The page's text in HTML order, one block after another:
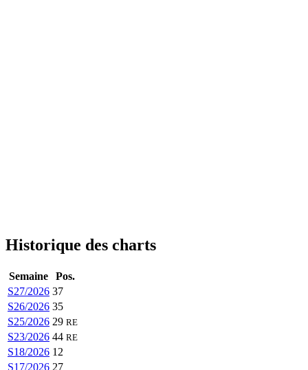
Historique des charts
Semaine
Pos.
S27/2026 37
S26/2026 35
S25/2026 29 RE
S23/2026 44 RE
S18/2026 12
S17/2026 27